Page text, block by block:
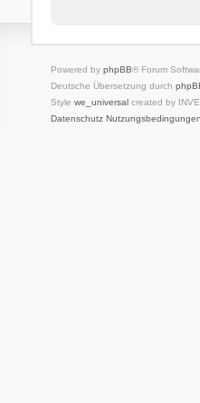
Powered by phpBB® Forum
Deutsche Übersetzung durch
Style we_universalcreated by
Datenschutz Nutzungsbedingungen